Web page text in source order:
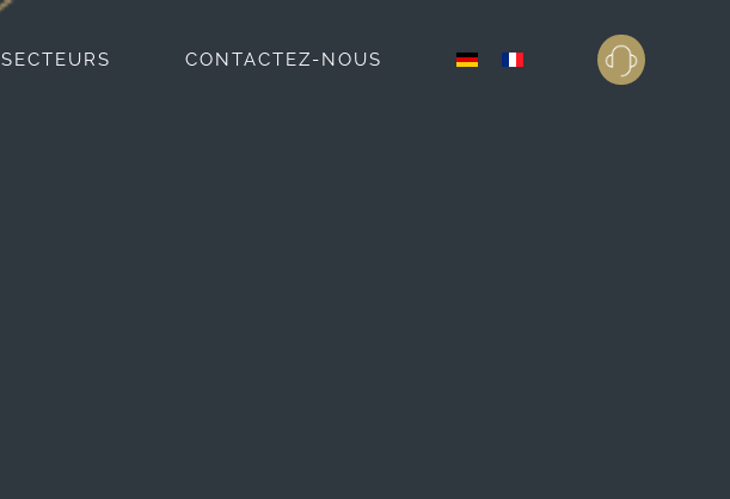
SECTEURS CONTACTEZ-NOUS